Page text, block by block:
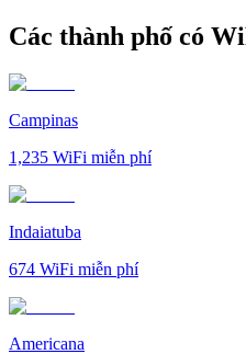
Các thành phố có
Campinas
1,235 WiFi miễn phí
Indaiatuba
674 WiFi miễn phí
Americana